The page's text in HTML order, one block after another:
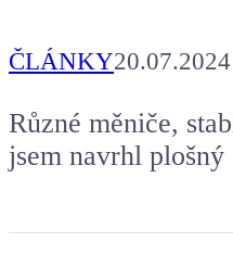
ČLÁNKY20.07.2024
Různé měniče,
jsem navrhl plošný